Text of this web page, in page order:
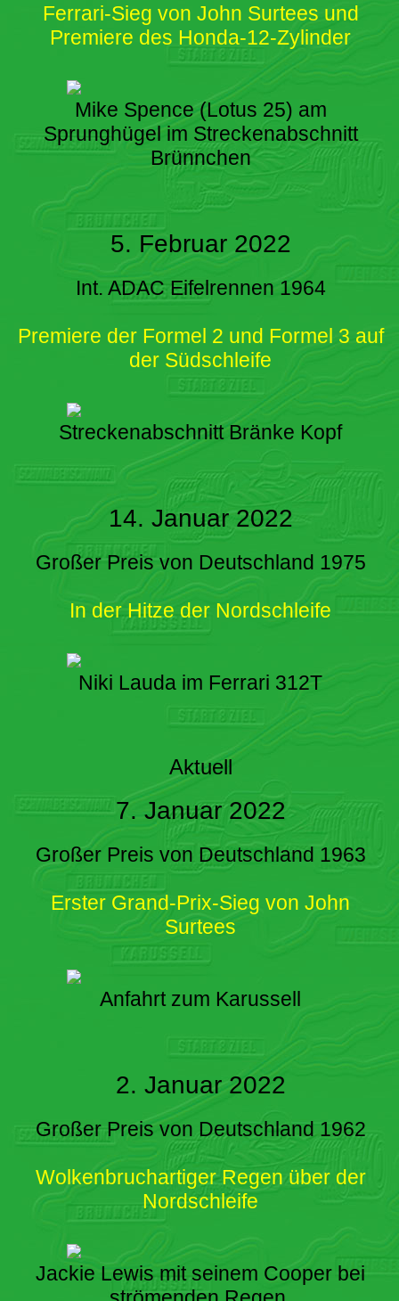
Ferrari-Sieg von John Surtees und
Premiere des Honda-12-Zylinder
Mike Spence (Lotus 25) am
Sprunghügel im Streckenabschnitt
Brünnchen
5. Februar 2022
Int. ADAC Eifelrennen 1964
Premiere der Formel 2 und Formel 3 auf
der Südschleife
Streckenabschnitt Bränke Kopf
14. Januar 2022
Großer Preis von Deutschland 1975
In der Hitze der Nordschleife
Niki Lauda im Ferrari 312T
Aktuell
7. Januar 2022
Großer Preis von Deutschland 1963
Erster Grand-Prix-Sieg von John
Surtees
Anfahrt zum Karussell
2. Januar 2022
Großer Preis von Deutschland 1962
Wolkenbruchartiger Regen über der
Nordschleife
Jackie Lewis mit seinem Cooper bei